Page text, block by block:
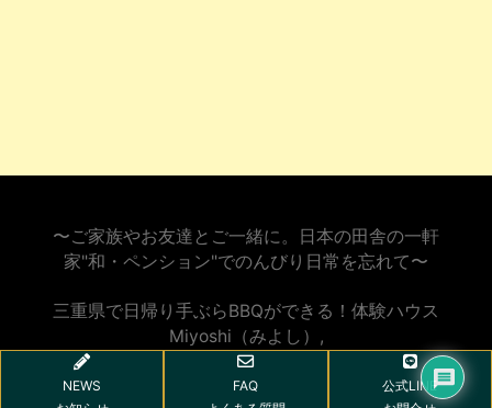
〜ご家族やお友達とご一緒に。日本の田舎の一軒
家"和・ペンション"でのんびり日常を忘れて〜
三重県で日帰り手ぶらBBQができる！体験ハウス
Miyoshi（みよし） ,
NEWS
FAQ
公式LINE